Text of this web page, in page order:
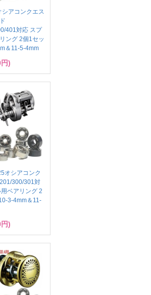
シアコンクエス
401対応 スプ
ング 2個1セッ
＆11-5-4mm
)
オシアコンク
300/301対
ベアリング 2
3-4mm＆11-
)